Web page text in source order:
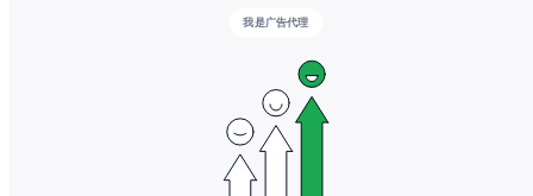
我是广告代理